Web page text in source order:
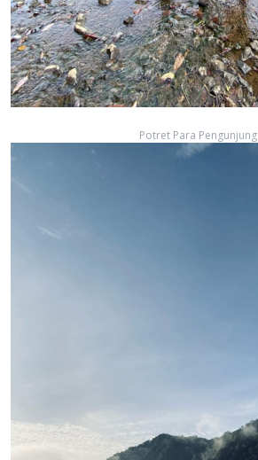
Potret Para Pengunjung